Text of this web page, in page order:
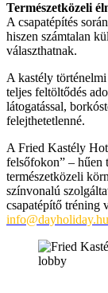
Természetközeli
A csapatépítés
hiszen számtalan
választhatnak.
A kastély
teljes feltöltődés
látogatással,
felejthetetlenné.
A Fried Kastély
felsőfokon” – hűen
természetközeli
színvonalú
csapatépítő tréning
info@dayholiday.hu